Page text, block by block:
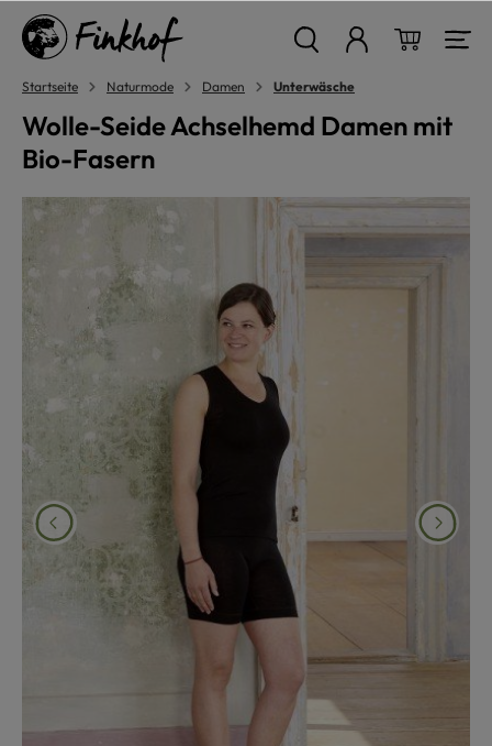
springen
Startseite Naturmode Damen Unterwäsche
Wolle-Seide Achselhemd Damen mit
Bio-Fasern
Bildergalerie überspringen